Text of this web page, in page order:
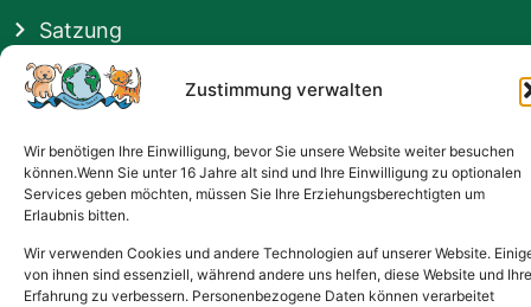
Zustimmung verwalten
Wir benötigen Ihre Einwilligung, bevor Sie unsere Website weiter besuchen
können.Wenn Sie unter 16 Jahre alt sind und Ihre Einwilligung zu optionalen
Services geben möchten, müssen Sie Ihre Erziehungsberechtigten um
Erlaubnis bitten.
Wir verwenden Cookies und andere Technologien auf unserer Website.
von ihnen sind essenziell, während andere uns helfen, diese Website und Ihre
Erfahrung zu verbessern. Personenbezogene Daten können verarbeitet
Satzung
Vermittlung & Gebühren